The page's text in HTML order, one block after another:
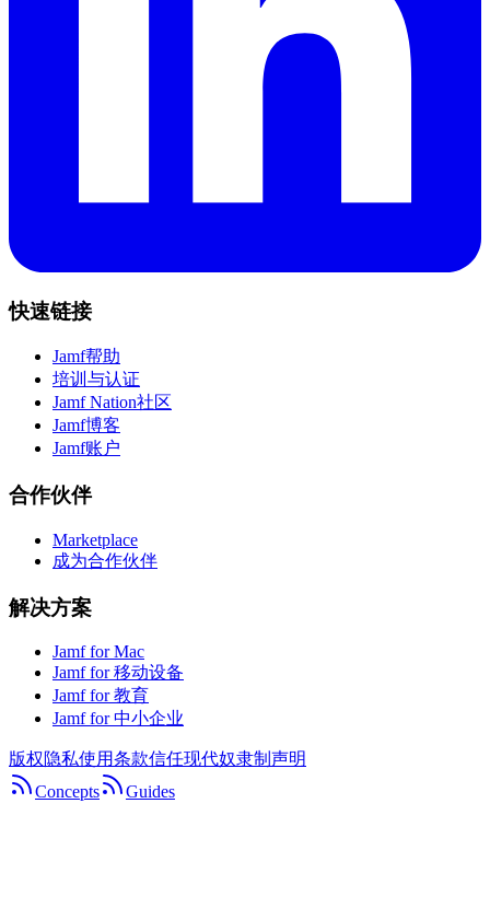
快速链接
Jamf帮助
培训与认证
Jamf Nation社区
Jamf博客
Jamf账户
合作伙伴
Marketplace
成为合作伙伴
解决方案
Jamf for Mac
Jamf for 移动设备
Jamf for 教育
Jamf for 中小企业
版权隐私使用条款信任现代奴隶制声明
Concepts
Guides